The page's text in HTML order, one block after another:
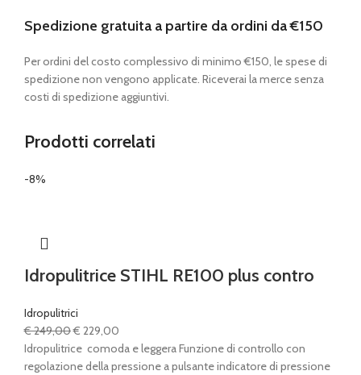
Spedizione gratuita a partire da ordini da €150
Per ordini del costo complessivo di minimo €150, le spese di
spedizione non vengono applicate. Riceverai la merce senza
costi di spedizione aggiuntivi.
Prodotti correlati
-8%
Idropulitrice STIHL RE100 plus contro
Idropulitrici
€249,00Il
prezzo
originale
€ 229,00
prezzo
attuale
Idropulitrice comoda e leggera Funzione di controllo con
regolazione della pressione a pulsante indicatore di pressione